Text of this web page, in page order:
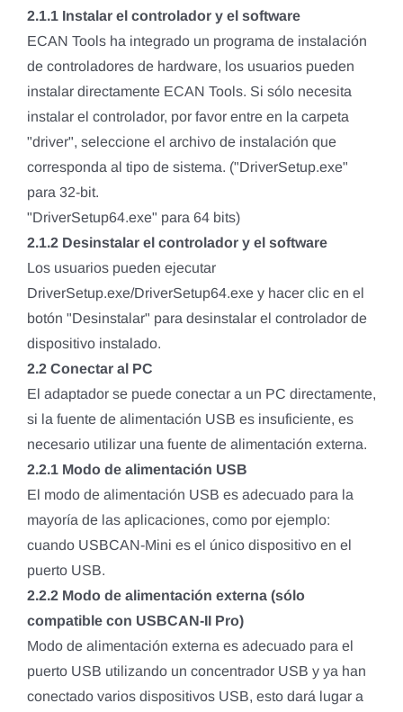
2.1.1 Instalar el controlador y el software
ECAN Tools ha integrado un programa de instalación
de controladores de hardware, los usuarios pueden
instalar directamente ECAN Tools. Si sólo necesita
instalar el controlador, por favor entre en la carpeta
"driver", seleccione el archivo de instalación que
corresponda al tipo de sistema. ("DriverSetup.exe"
para 32-bit.
"DriverSetup64.exe" para 64 bits)
2.1.2 Desinstalar el controlador y el software
Los usuarios pueden ejecutar
DriverSetup.exe/DriverSetup64.exe y hacer clic en el
botón "Desinstalar" para desinstalar el controlador de
dispositivo instalado.
2.2 Conectar al PC
El adaptador se puede conectar a un PC directamente,
si la fuente de alimentación USB es insuficiente, es
necesario utilizar una fuente de alimentación externa.
2.2.1 Modo de alimentación USB
El modo de alimentación USB es adecuado para la
mayoría de las aplicaciones, como por ejemplo:
cuando USBCAN-Mini es el único dispositivo en el
puerto USB.
2.2.2 Modo de alimentación externa (sólo
compatible con USBCAN-II Pro)
Modo de alimentación externa es adecuado para el
puerto USB utilizando un concentrador USB y ya han
conectado varios dispositivos USB, esto dará lugar a